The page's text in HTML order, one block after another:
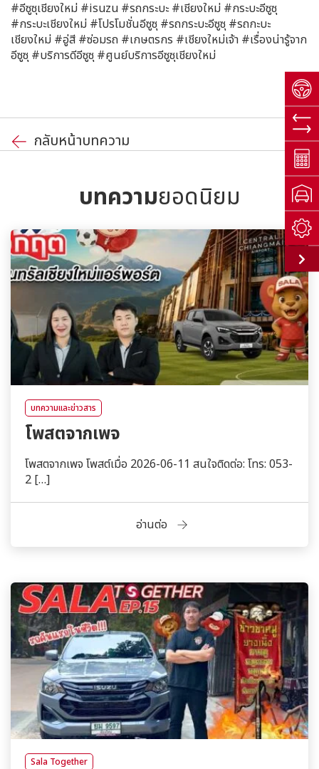
#อีซูซุเชียงใหม่ #isuzu #รถกระบะ #เชียงใหม่ #กระบะอีซูซุ
#กระบะเชียงใหม่ #โปรโมชั่นอีซูซุ #รถกระบะอีซูซุ #รถกะบะ
เชียงใหม่ #อู่สี #ซ่อมรถ #เกษตรกร #เชียงใหม่เจ้า #เรื่องน่ารู้จาก
อีซูซุ #บริการดีอีซูซุ #ศูนย์บริการอีซูซุเชียงใหม่
กลับหน้าบทความ
บทความยอดนิยม
บทความและข่าวสาร
โพสตจากเพจ
โพสตจากเพจ โพสต์เมื่อ 2026-06-11 สนใจติดต่อ: โทร: 053-
2 […]
อ่านต่อ
Sala Together